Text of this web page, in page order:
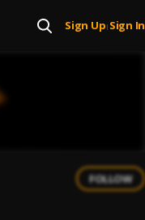
Sign Up| Sign In
FOLLOW